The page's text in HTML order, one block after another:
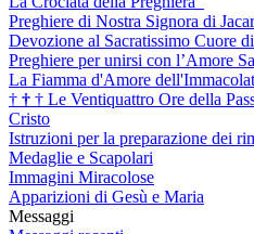
Preghiere di Nostra Signora di
Devozione al Sacratissimo Cuore
Preghiere per unirsi con l’Amore
La Fiamma d'Amore
† † † Le Ventiquattro Ore della
Cristo
Istruzioni per la preparazione dei
Medaglie e Scapolari
Immagini Miracolose
Apparizioni di Gesù e Maria
Messaggi